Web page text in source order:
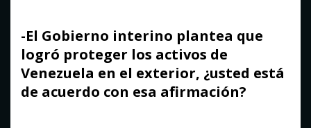
-El Gobierno interino plantea que
logró proteger los activos de
Venezuela en el exterior, ¿usted está
de acuerdo con esa afirmación?